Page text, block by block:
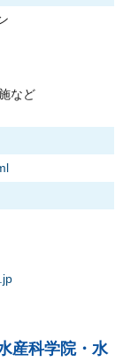
など
産科学院・水